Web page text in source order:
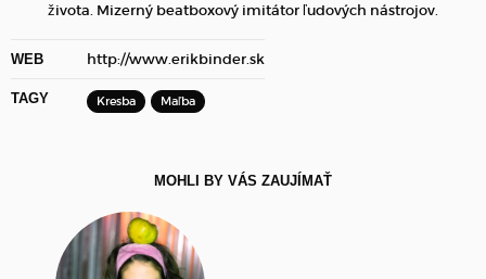
života. Mizerný beatboxový imitátor ľudových nástrojov.
WEB http://www.erikbinder.sk
TAGY Kresba Maľba
MOHLI BY VÁS ZAUJÍMAŤ